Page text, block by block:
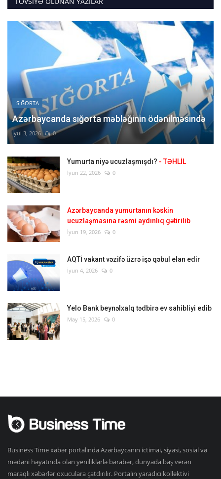
SIĞORTA
Azərbaycanda sığorta məbləğinin ödənilməsində
İyul 3, 2026 0
Yumurta niyə ucuzlaşmışdı? - TƏHLİL
İyun 22, 2026 0
Azərbaycanda yumurtanın kəskin
ucuzlaşmasına rəsmi aydınlıq gətirilib
İyun 19, 2026 0
AQTİ vakant vəzifə üzrə işə qəbul elan edir
İyun 4, 2026 0
Yelo Bank beynəlxalq tədbirə ev sahibliyi edib
May 15, 2026 0
Business Time xəbər portalında Azərbaycanın ictimai, siyasi, sosial və
mədəni həyatında olan yeniliklərlə bərabər, dünyada baş verən
maraqlı xəbərlər oxuculara çatdırılır. Portalın yaradıcı kollektivi